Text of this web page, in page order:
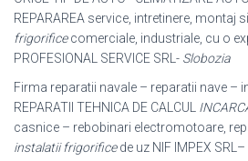
REPARAREA service, intretinere, montaj
frigorificecomerciale, industriale, cu o
PROFESIONAL SERVICE SRL- Slobozia
Firma reparatii navale – reparatii nave –
REPARATII TEHNICA DE CALCUL
casnice – rebobinari electromotoare,
instalatii frigorificede uz NIF IMPEX SRL –